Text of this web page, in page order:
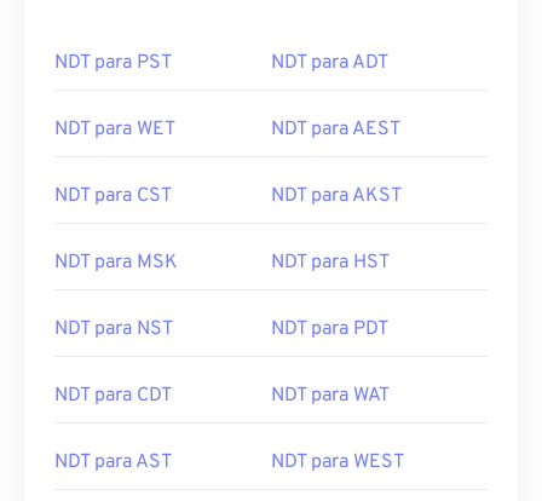
NDT para PST NDT para ADT
NDT para WET NDT para AEST
NDT para CST NDT para AKST
NDT para MSK NDT para HST
NDT para NST NDT para PDT
NDT para CDT NDT para WAT
NDT para AST NDT para WEST